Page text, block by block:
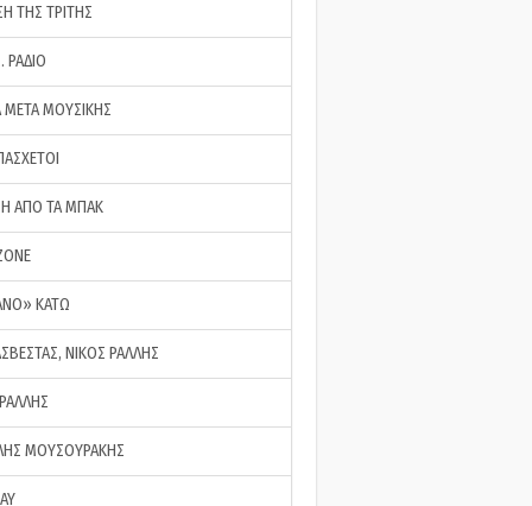
ΤΗΣ ΤΡΙΤΗΣ
ΡΑΔΙΟ
ΜΟΥΣΙΚΗΣ
ΑΠΟ ΤΑ ΜΠΑΚ
ΚΑΤΩ
ΝΙΚΟΣ ΡΑΛΛΗΣ
ΜΟΥΣΟΥΡΑΚΗΣ